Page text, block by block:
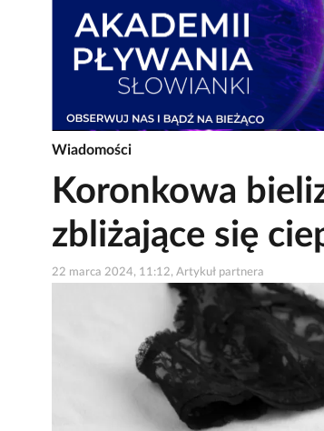
Wiadomości
Koronkowa
zbliżające się
22 marca 2024, 11:12, Artykuł partnera